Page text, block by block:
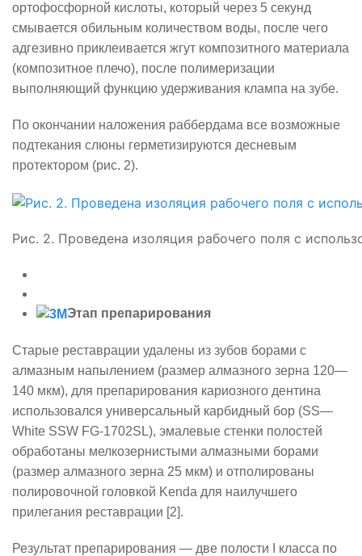
ортофосфорной кислоты, который через 5 секунд
смывается обильным количеством воды, после чего
адгезивно приклеивается жгут композитного материала
(композитное плечо), после полимеризации
выполняющий функцию удерживания клампа на зубе.
По окончании наложения раббердама все возможные
подтекания слюны герметизируются десневым
протектором (рис. 2).
Рис. 2. Проведена изоляция рабочего поля с
Этап препарирования
Старые реставрации удалены из зубов борами с
алмазным напылением (размер алмазного зерна 120—
140 мкм), для препарирования кариозного дентина
использовался универсальный карбидный бор (SS—
White SSW FG-1702SL), эмалевые стенки полостей
обработаны мелкозернистыми алмазными борами
(размер алмазного зерна 25 мкм) и отполированы
полировочной головкой Kenda для наилучшего
прилегания реставрации [2].
Результат препарирования — две полости
класса по